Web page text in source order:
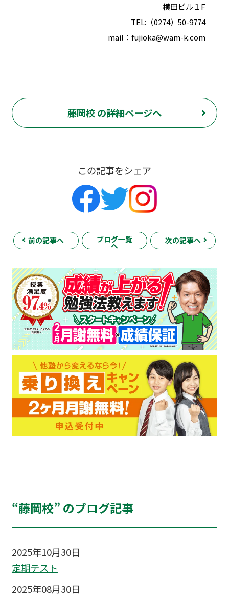
横田ビル１F
TEL:（0274）50-9774
mail：fujioka@wam-k.com
藤岡校 の詳細ページへ
この記事をシェア
前の記事へ ブログ一覧
へ
次の記事へ
“藤岡校” のブログ記事
2025年10月30日
定期テスト
2025年08月30日